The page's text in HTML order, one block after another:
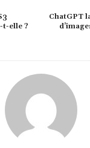
t-elle ?
ChatGPT